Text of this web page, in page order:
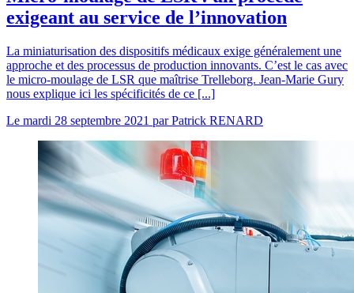
exigeant au service de l’innovation
La miniaturisation des dispositifs médicaux exige généralement une
approche et des processus de production innovants. C’est le cas avec
le micro-moulage de LSR que maîtrise Trelleborg. Jean-Marie Gury
nous explique ici les spécificités de ce [...]
Le mardi 28 septembre 2021 parPatrick RENARD